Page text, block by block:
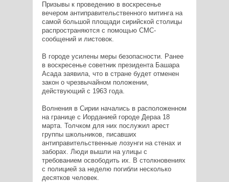
Призывы к проведению в воскресенье
вечером антиправительственного митинга на
самой большой площади сирийской столицы
распространяются с помощью СМС-
сообщений и листовок.
В городе усилены меры безопасности. Ранее
в воскресенье советник президента Башара
Асада заявила, что в стране будет отменен
закон о чрезвычайном положении,
действующий с 1963 года.
Волнения в Сирии начались в расположенном
на границе с Иорданией городе Дераа 18
марта. Толчком для них послужил арест
группы школьников, писавших
антиправительственные лозунги на стенах и
заборах. Люди вышли на улицы с
требованием освободить их. В столкновениях
с полицией за неделю погибли несколько
десятков человек.